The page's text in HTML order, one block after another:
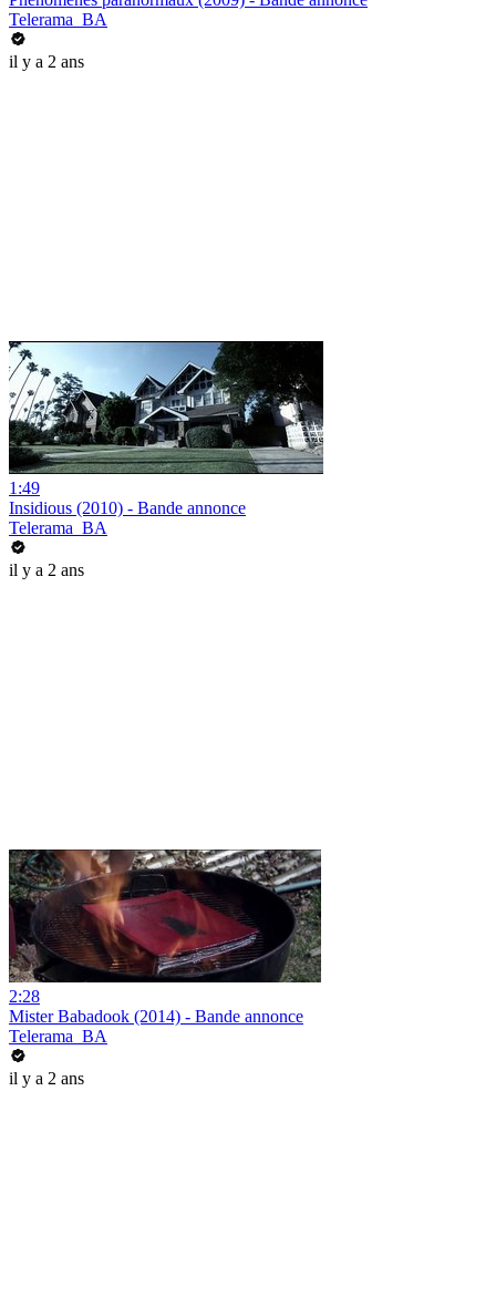
Telerama_BA
il y a 2 ans
1:49
Insidious (2010) - Bande annonce
Telerama_BA
il y a 2 ans
2:28
Mister Babadook (2014) - Bande annonce
Telerama_BA
il y a 2 ans